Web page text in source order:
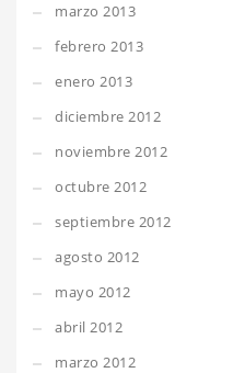
marzo 2013
febrero 2013
enero 2013
diciembre 2012
noviembre 2012
octubre 2012
septiembre 2012
agosto 2012
mayo 2012
abril 2012
marzo 2012